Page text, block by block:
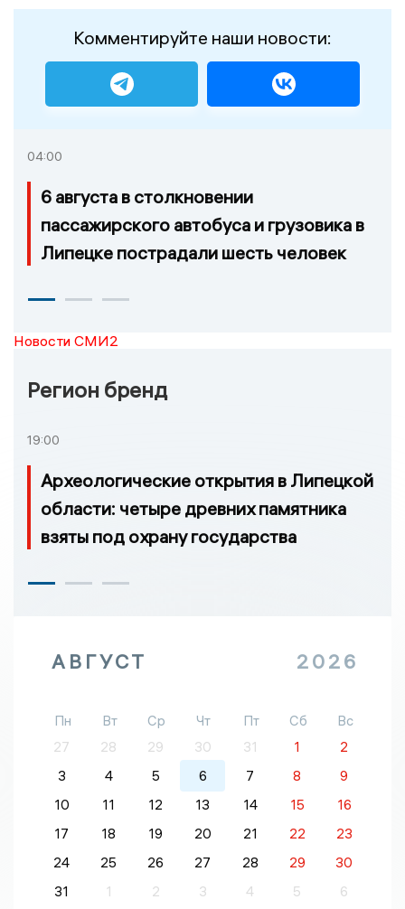
Комментируйте наши новости:
04:00
6 августа в столкновении
пассажирского автобуса и грузовика в
Липецке пострадали шесть человек
Новости СМИ2
Регион бренд
19:00
Археологические открытия в Липецкой
области: четыре древних памятника
взяты под охрану государства
АВГУСТ 2026
Пн Вт Ср Чт Пт Сб
Вс
27
28 29 30 31 1
2
3
4 5 6 7 8
9
10
11 12 13 14 15
16
17
18 19 20 21 22
23
24
25 26 27 28 29
30
31
1 2 3 4 5 6